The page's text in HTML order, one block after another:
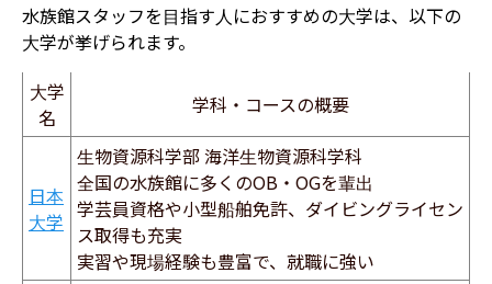
水族館スタッフを目指す人におすすめの大学は、以下の
大学が挙げられます。
大学
名
学科・コースの概要
日本
大学
生物資源科学部 海洋生物資源科学科
全国の水族館に多くのOB・OGを輩出
学芸員資格や小型船舶免許、ダイビングライセン
ス取得も充実
実習や現場経験も豊富で、就職に強い